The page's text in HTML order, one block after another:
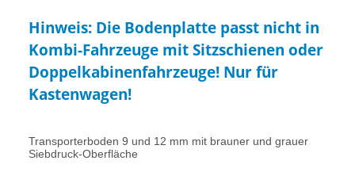
Hinweis: Die Bodenplatte passt nicht in
Kombi-Fahrzeuge mit Sitzschienen oder
Doppelkabinenfahrzeuge! Nur für
Kastenwagen!
Transporterboden 9 und 12 mm mit brauner und grauer
Siebdruck-Oberfläche